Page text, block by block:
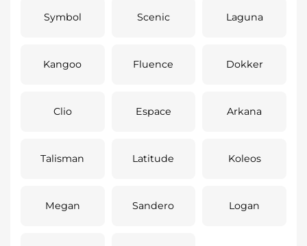
Symbol Scenic Laguna
Kangoo Fluence Dokker
Clio Espace Arkana
Talisman Latitude Koleos
Megan Sandero Logan